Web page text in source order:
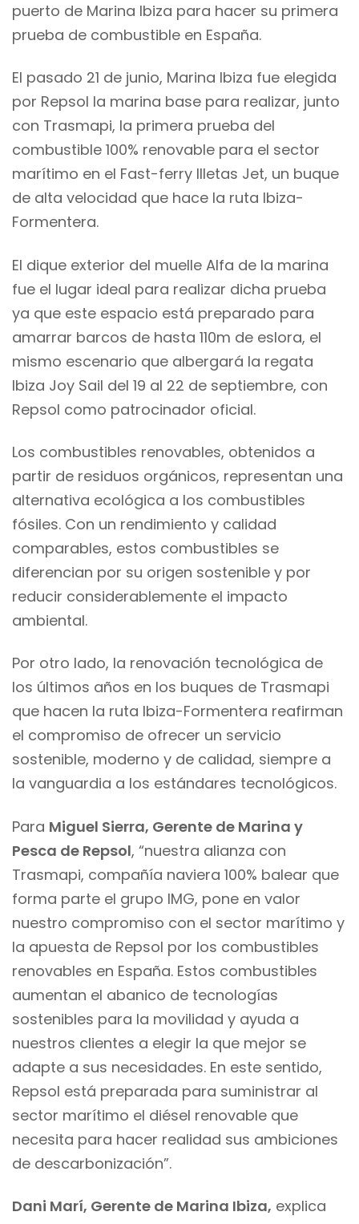
puerto de Marina Ibiza para hacer su primera
prueba de combustible en España.
El pasado 21 de junio, Marina Ibiza fue elegida
por Repsol la marina base para realizar, junto
con Trasmapi, la primera prueba del
combustible 100% renovable para el sector
marítimo en el Fast-ferry Illetas Jet, un buque
de alta velocidad que hace la ruta Ibiza-
Formentera.
El dique exterior del muelle Alfa de la marina
fue el lugar ideal para realizar dicha prueba
ya que este espacio está preparado para
amarrar barcos de hasta 110m de eslora, el
mismo escenario que albergará la regata
Ibiza Joy Sail del 19 al 22 de septiembre, con
Repsol como patrocinador oficial.
Los combustibles renovables, obtenidos a
partir de residuos orgánicos, representan una
alternativa ecológica a los combustibles
fósiles. Con un rendimiento y calidad
comparables, estos combustibles se
diferencian por su origen sostenible y por
reducir considerablemente el impacto
ambiental.
Por otro lado, la renovación tecnológica de
los últimos años en los buques de Trasmapi
que hacen la ruta Ibiza-Formentera reafirman
el compromiso de ofrecer un servicio
sostenible, moderno y de calidad, siempre a
la vanguardia a los estándares tecnológicos.
Para Miguel Sierra, Gerente de Marina y
Pesca de Repsol, “nuestra alianza con
Trasmapi, compañía naviera 100% balear que
forma parte el grupo IMG, pone en valor
nuestro compromiso con el sector marítimo y
la apuesta de Repsol por los combustibles
renovables en España. Estos combustibles
aumentan el abanico de tecnologías
sostenibles para la movilidad y ayuda a
nuestros clientes a elegir la que mejor se
adapte a sus necesidades. En este sentido,
Repsol está preparada para suministrar al
sector marítimo el diésel renovable que
necesita para hacer realidad sus ambiciones
de descarbonización”.
Dani Marí, Gerente de Marina Ibiza, explica